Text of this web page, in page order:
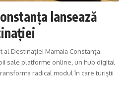
lansează
al Destinației Mamaia Constanța
sale platforme online, un hub digital
radical modul în care turiștii